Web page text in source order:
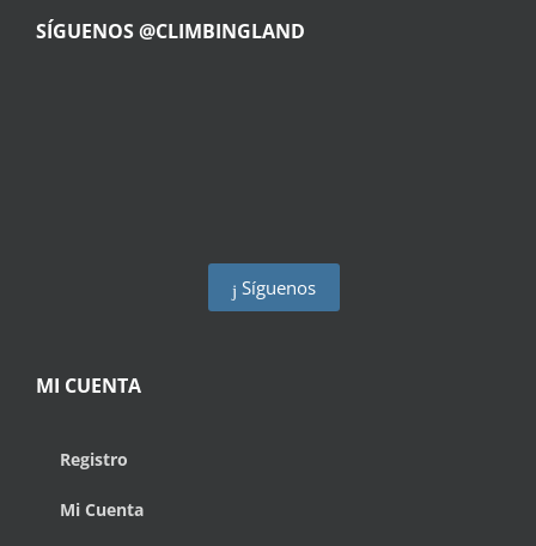
SÍGUENOS @CLIMBINGLAND
Síguenos
MI CUENTA
Registro
Mi Cuenta